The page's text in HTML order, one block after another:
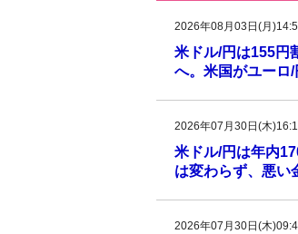
2026年08月03日(月
米ドル/円は155円
へ。米国がユーロ
2026年07月30日(木
米ドル/円は年内
は変わらず、悪い
2026年07月30日(木